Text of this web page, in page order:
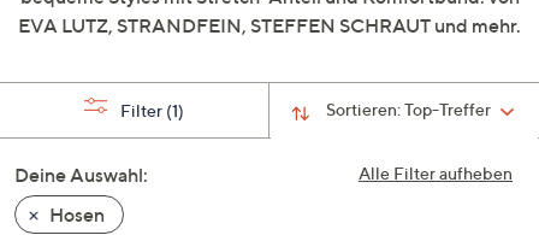
nach
anzuzeigen.
EVA LUTZ, STRANDFEIN, STEFFEN SCHRAUT und mehr.
Sortieren:Top-Treffer
Filter (1)
Alle Filter aufheben
Deine Auswahl:
Hosen